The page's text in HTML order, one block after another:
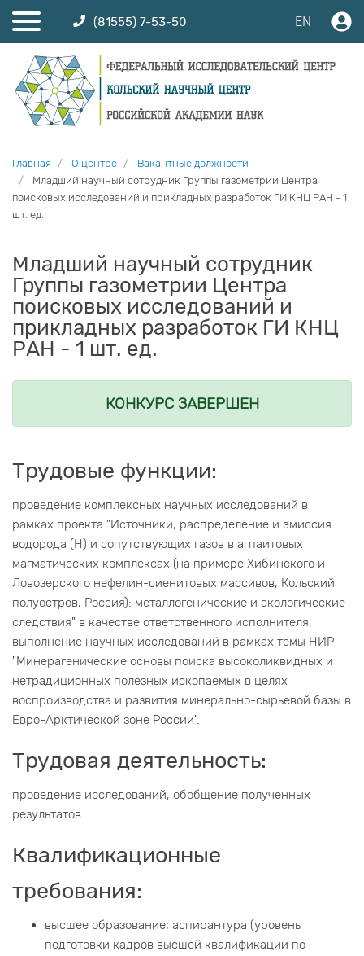
(81555) 7-53-50 EN
Главная О центре
Вакантные должности
Младший научный сотрудник Группы газометрии Центра
поисковых исследований и прикладных разработок ГИ КНЦ РАН - 1
шт. ед.
Младший научный сотрудник
Группы газометрии Центра
поисковых исследований и
прикладных разработок ГИ КНЦ
РАН - 1 шт. ед.
КОНКУРС ЗАВЕРШЕН
Трудовые функции:
проведение комплексных научных исследований в
рамках проекта "Источники, распределение и эмиссия
водорода (Н) и сопутствующих газов в агпаитовых
магматических комплексах (на примере Хибинского и
Ловозерского нефелин-сиенитовых массивов, Кольский
полуостров, Россия): металлогенические и экологические
следствия" в качестве ответственного исполнителя;
выполнение научных исследований в рамках темы НИР
"Минерагенические основы поиска высоколиквидных и
нетрадиционных полезных ископаемых в целях
воспроизводства и развития минерально-сырьевой базы в
Евро-Арктической зоне России".
Трудовая деятельность:
проведение исследований, обобщение полученных
результатов.
Квалификационные
требования:
высшее образование; аспирантура (уровень
подготовки кадров высшей квалификации по